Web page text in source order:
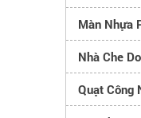
Màn Nhựa
Nhà Che
Quạt Công